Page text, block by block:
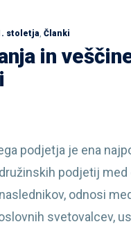
stoletja, Članki
in
podjetja je ena
podjetij
odnosi
svetovalcev,